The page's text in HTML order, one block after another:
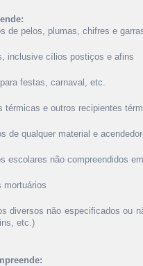
de pelos, plumas, chifres e
inclusive cílios postiços e afins
festas, carnaval, etc.
térmicas e outros recipientes
de qualquer material e
escolares não compreendidos
mortuários
diversos não especificados ou
etc.)